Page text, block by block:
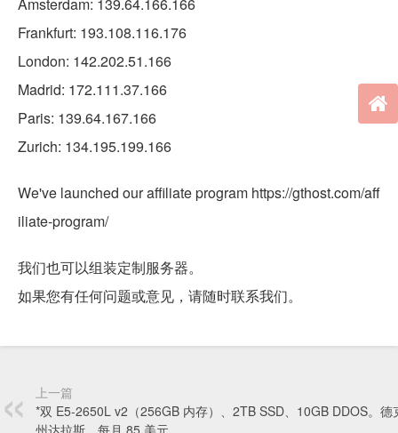
Frankfurt: 193.108.116.176
London: 142.202.51.166
Madrid: 172.111.37.166
Paris: 139.64.167.166
Zurich: 134.195.199.166
We've launched our affiliate program https://gthost.com/aff
iliate-program/
我们也可以组装定制服务器。
如果您有任何问题或意见，请随时联系我们。
上一篇
*双 E5-2650L v2（256GB 内存）、2TB SSD、10GB DDOS。德
州达拉斯。每月 85 美元